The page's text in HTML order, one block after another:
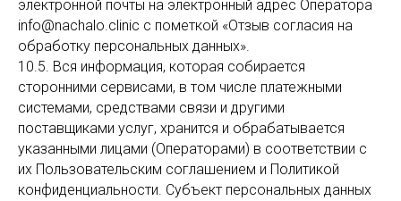
электронной почты на электронный адрес Оператора
info@nachalo.clinic с пометкой «Отзыв согласия на
обработку персональных данных».
10.5. Вся информация, которая собирается
сторонними сервисами, в том числе платежными
системами, средствами связи и другими
поставщиками услуг, хранится и обрабатывается
указанными лицами (Операторами) в соответствии с
их Пользовательским соглашением и Политикой
конфиденциальности. Субъект персональных данных